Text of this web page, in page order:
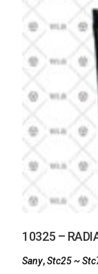
10325 –
Sany,Stc25 ~